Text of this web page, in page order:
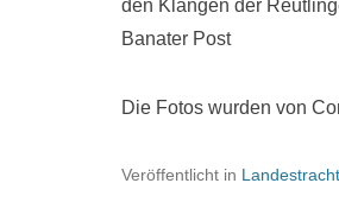
den Klängen der
Banater Post
Die Fotos wurden von
Veröffentlicht in